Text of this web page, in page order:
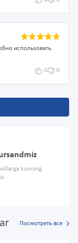
использовать.
0 0
kunning
Посмотреть все